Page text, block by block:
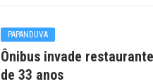
PAPANDUVA
Ônibus invade
de 33 anos